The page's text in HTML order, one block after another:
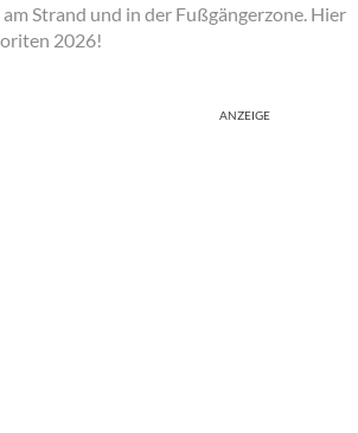
Strand und in der Fußgängerzone. Hier
2026!
ANZEIGE